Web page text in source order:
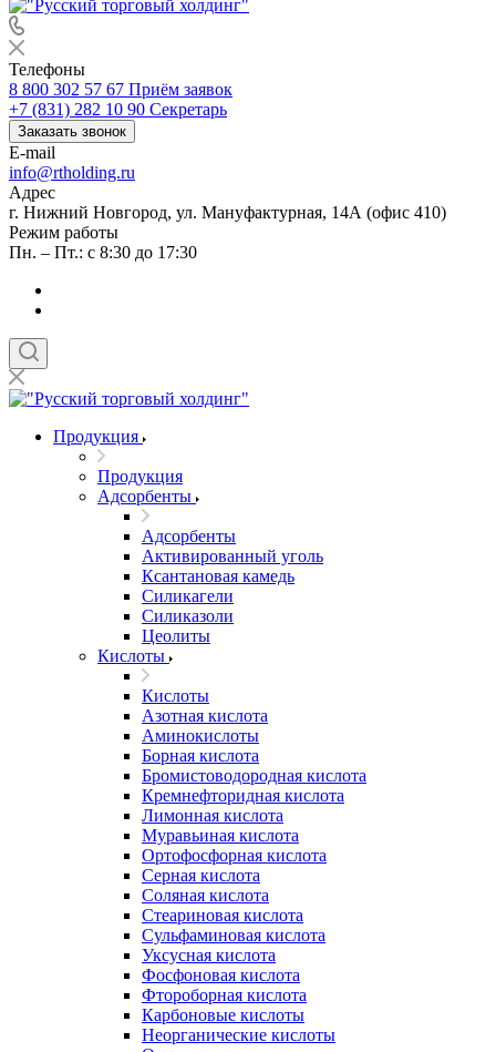
Телефоны
8 800 302 57 67 Приём заявок
+7 (831) 282 10 90 Секретарь
Заказать звонок
E-mail
info@rtholding.ru
Адрес
г. Нижний Новгород, ул. Мануфактурная, 14А (офис 410)
Режим работы
Пн. – Пт.: с 8:30 до 17:30
Продукция
Продукция
Адсорбенты
Адсорбенты
Активированный уголь
Ксантановая камедь
Силикагели
Силиказоли
Цеолиты
Кислоты
Кислоты
Азотная кислота
Аминокислоты
Борная кислота
Бромистоводородная кислота
Кремнефторидная кислота
Лимонная кислота
Муравьиная кислота
Ортофосфорная кислота
Серная кислота
Соляная кислота
Стеариновая кислота
Сульфаминовая кислота
Уксусная кислота
Фосфоновая кислота
Фтороборная кислота
Карбоновые кислоты
Неорганические кислоты